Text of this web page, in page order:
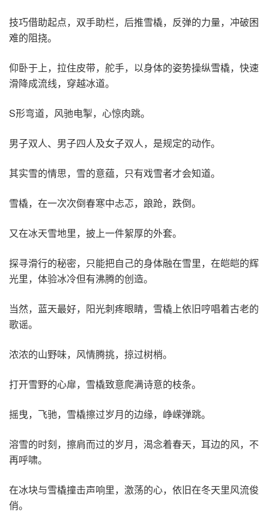
技巧借助起点，双手助栏，后推雪橇，反弹的力量，冲破困
难的阻挠。
仰卧于上，拉住皮带，舵手，以身体的姿势操纵雪橇，快速
滑降成流线，穿越冰道。
S形弯道，风驰电掣，心惊肉跳。
男子双人、男子四人及女子双人，是规定的动作。
其实雪的情思，雪的意蕴，只有戏雪者才会知道。
雪橇，在一次次倒春寒中忐忑，踉跄，跌倒。
又在冰天雪地里，披上一件絮厚的外套。
探寻滑行的秘密，只能把自己的身体融在雪里，在皑皑的辉
光里，体验冰冷但有沸腾的创造。
当然，蓝天最好，阳光刺疼眼睛，雪橇上依旧哼唱着古老的
歌谣。
浓浓的山野味，风情腾挑，掠过树梢。
打开雪野的心扉，雪橇致意爬满诗意的枝条。
摇曳，飞驰，雪橇擦过岁月的边缘，峥嵘弹跳。
溶雪的时刻，擦肩而过的岁月，渴念着春天，耳边的风，不
再呼啸。
在冰块与雪橇撞击声响里，激荡的心，依旧在冬天里风流俊
俏。